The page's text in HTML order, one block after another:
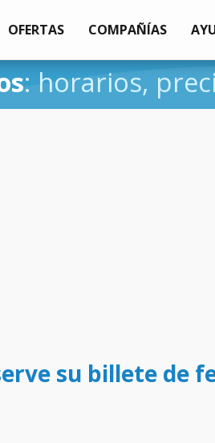
OFERTAS COMPAÑÍAS
: horarios,
su billete de